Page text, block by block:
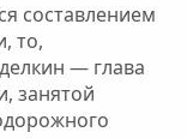
составлением
то,
— глава
занятой